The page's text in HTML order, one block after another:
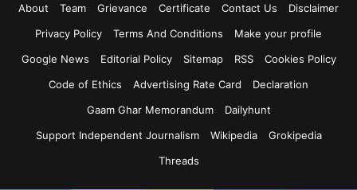
About
Team Grievance Certificate Contact Us
Disclaimer
Privacy Policy
Terms And Conditions
Make your profile
Google News
Editorial Policy Sitemap RSS
Cookies Policy
Code of Ethics
Advertising Rate Card
Declaration
Gaam Ghar Memorandum
Dailyhunt
Support Independent Journalism
Wikipedia
Grokipedia
Threads